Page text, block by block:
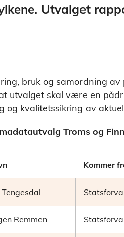
Utvalget
bruk og samordning av
utvalget skal være en
og kvalitetssikring av
Troms og
Kommer
Tengesdal
Remmen